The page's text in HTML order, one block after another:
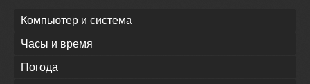
Компьютер и система
Часы и время
Погода